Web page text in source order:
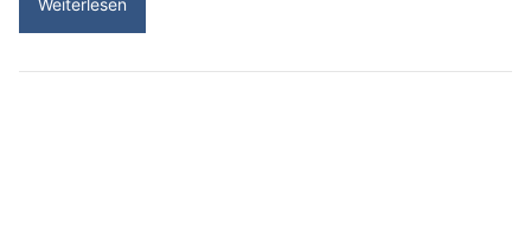
Weiterlesen